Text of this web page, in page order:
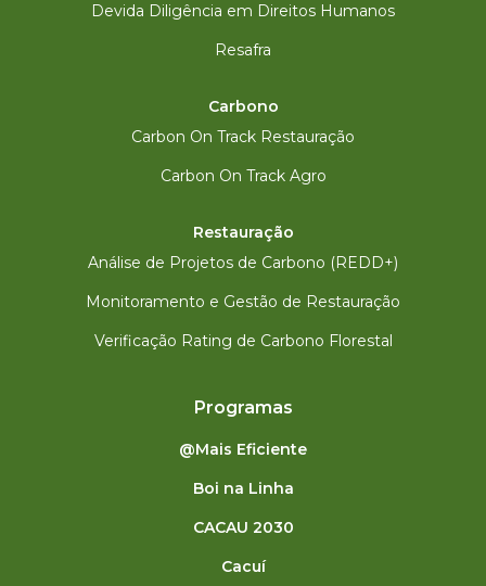
Devida Diligência em Direitos Humanos
Resafra
Carbono
Carbon On Track Restauração
Carbon On Track Agro
Restauração
Análise de Projetos de Carbono (REDD+)
Monitoramento e Gestão de Restauração
Verificação Rating de Carbono Florestal
Programas
@Mais Eficiente
Boi na Linha
CACAU 2030
Cacuí